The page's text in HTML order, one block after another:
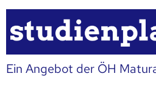
Ein Angebot der ÖH